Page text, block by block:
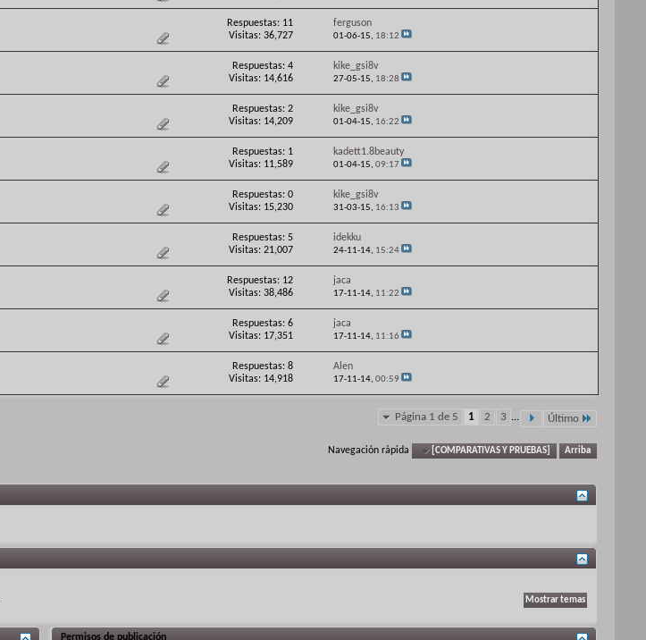
Respuestas: 11
Visitas: 36,727
ferguson
01-06-15, 18:12
Respuestas: 4
Visitas: 14,616
kike_gsi8v
27-05-15, 18:28
Respuestas: 2
Visitas: 14,209
kike_gsi8v
01-04-15, 16:22
Respuestas: 1
Visitas: 11,589
kadett1.8beauty
01-04-15, 09:17
Respuestas: 0
Visitas: 15,230
kike_gsi8v
31-03-15, 16:13
Respuestas: 5
Visitas: 21,007
idekku
24-11-14, 15:24
Respuestas: 12
Visitas: 38,486
jaca
17-11-14, 11:22
Respuestas: 6
Visitas: 17,351
jaca
17-11-14, 11:16
Respuestas: 8
Visitas: 14,918
Alen
17-11-14, 00:59
Página 1 de 5 1 2 3 ... Último
Navegación rápida [COMPARATIVAS Y PRUEBAS] Arriba
Permisos de publicación